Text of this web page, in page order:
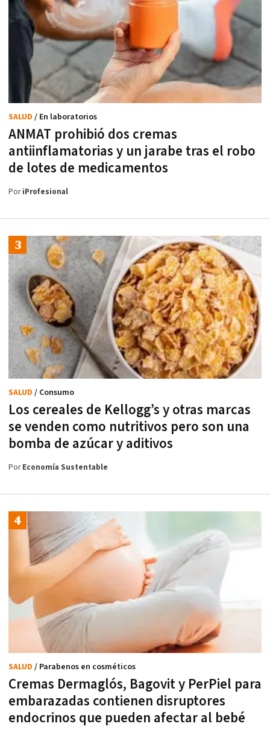
ANMAT prohibió dos cremas
antiinflamatorias y un jarabe tras el robo
de lotes de medicamentos
SALUD / En laboratorios
PoriProfesional
Los cereales de Kellogg’s y otras marcas
se venden como nutritivos pero son una
bomba de azúcar y aditivos
SALUD / Consumo
PorEconomía Sustentable
Cremas Dermaglós, Bagovit y PerPiel para
embarazadas contienen disruptores
endocrinos que pueden afectar al bebé
SALUD / Parabenos en cosméticos